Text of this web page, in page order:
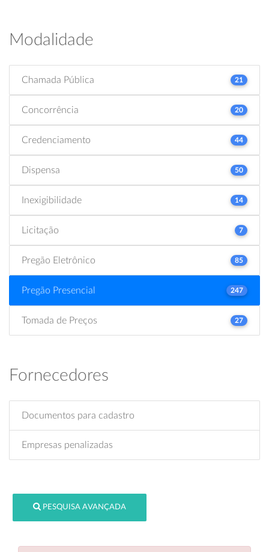
Modalidade
Chamada Pública 21
Concorrência 20
Credenciamento 44
Dispensa 50
Inexigibilidade 14
Licitação 7
Pregão Eletrônico 85
Pregão Presencial 247
Tomada de Preços 27
Fornecedores
Documentos para cadastro
Empresas penalizadas
PESQUISA AVANÇADA